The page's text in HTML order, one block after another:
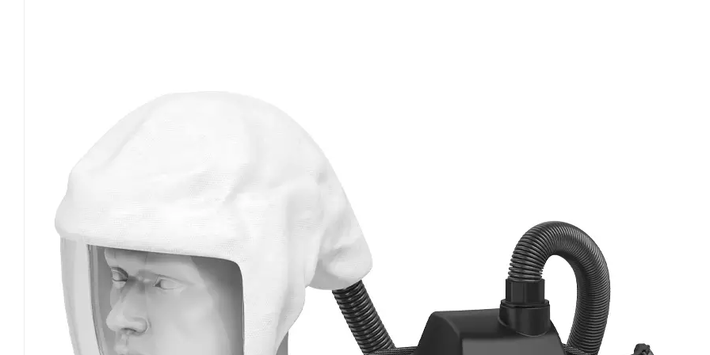
necessario utilizzare elementi filtranti doppi (particolato + gas/vapori), con una selezione precisa in
tipologia di inquinante: cartucce filtranti a carbone attivo per vapori organici ed elementi filtranti ad
adsorbimento chimico per gas acidi. In questi scenari, sono preferibili i PAPR a tenuta stagna a pressione
positiva. In combinazione con l'alimentazione di aria forzata, non solo filtrano efficacemente i gas nocivi,
riducono anche i residui di inquinanti all'interno della maschera grazie all'alimentazione continua di aria,
evitando al contempo i rischi di avvelenamento causati dalle perdite della maschera. Scenari speciali
richiedono una selezione mirata di risorse dedicate respiratori purificatori d'aria motorizzati larghiLa
demolizione di componenti contenenti amianto è un'operazione ad alto rischio: una volta inalate, le fibre
amianto causano danni polmonari irreversibili. È necessario utilizzare ventilatori elettroventilati (PAPR)
agli standard di protezione dall'amianto, abbinati a filtri HEPA ad alta efficienza. Inoltre, è necessario
modelli a cappuccio per evitare perdite di fibre dovute all'uso improprio di maschere aderenti. Nel
cappuccio deve essere utilizzato con indumenti di protezione chimica per garantire una protezione